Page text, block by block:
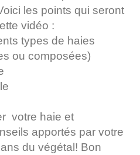
les points qui seront
vidéo :
types de haies
ou composées)
votre haie et
apportés par votre
du végétal! Bon